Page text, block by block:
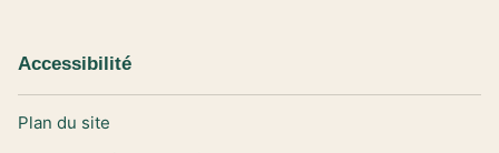
Accessibilité
Plan du site